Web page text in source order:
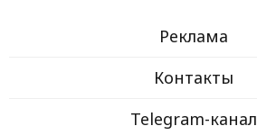
Реклама
Контакты
Telegram-канал